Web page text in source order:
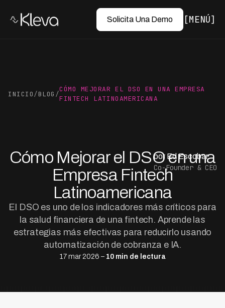
Solicita Una Demo MENÚ
INICIO/BLOG /
CÓMO MEJORAR EL DSO EN UNA EMPRESA
FINTECH LATINOAMERICANA
Cómo Mejorar el DSO en una
Empresa Fintech
Latinoamericana
El DSO es uno de los indicadores más críticos para
la salud financiera de una fintech. Aprende las
estrategias más efectivas para reducirlo usando
automatización de cobranza e IA.
17 mar 2026 – 10 min de lectura
por Ed Escobar
Co-Founder & CEO